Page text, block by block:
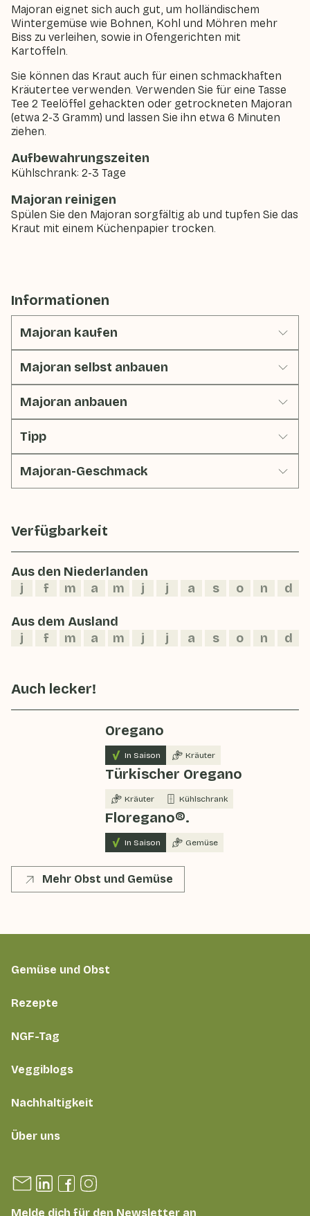
Majoran eignet sich auch gut, um holländischem
Wintergemüse wie Bohnen, Kohl und Möhren mehr
Biss zu verleihen, sowie in Ofengerichten mit
Kartoffeln.
Sie können das Kraut auch für einen schmackhaften
Kräutertee verwenden. Verwenden Sie für eine Tasse
Tee 2 Teelöffel gehackten oder getrockneten Majoran
(etwa 2-3 Gramm) und lassen Sie ihn etwa 6 Minuten
ziehen.
Aufbewahrungszeiten
Kühlschrank: 2-3 Tage
Majoran reinigen
Spülen Sie den Majoran sorgfältig ab und tupfen Sie das
Kraut mit einem Küchenpapier trocken.
Informationen
Majoran kaufen
Majoran selbst anbauen
Majoran anbauen
Tipp
Majoran-Geschmack
Verfügbarkeit
Aus den Niederlanden
j
f m a m j j a s o n d
Aus dem Ausland
j
f m a m j j a s o n d
Auch lecker!
Oregano
In Saison Kräuter
Türkischer Oregano
Kräuter Kühlschrank
Floregano®.
In Saison Gemüse
Mehr Obst und Gemüse
Gemüse und Obst
Rezepte
NGF-Tag
Veggiblogs
Nachhaltigkeit
Über uns
Melde dich für den Newsletter an